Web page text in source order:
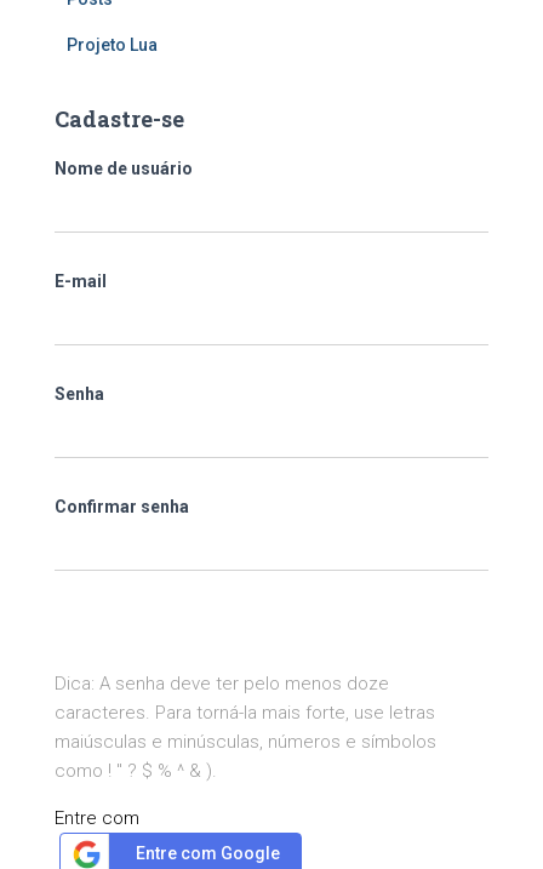
Projeto Lua
Cadastre-se
Nome de usuário
E-mail
Senha
Confirmar senha
Dica: A senha deve ter pelo menos doze
caracteres. Para torná-la mais forte, use letras
maiúsculas e minúsculas, números e símbolos
como ! " ? $ % ^ & ).
Entre com
Entre com Google